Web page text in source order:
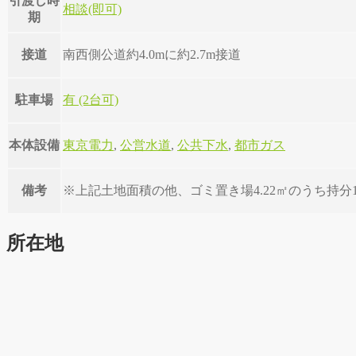
期
相談(即可)
接道 南西側公道約4.0mに約2.7m接道
駐車場 有 (2台可)
本体設備 東京電力, 公営水道, 公共下水, 都市ガス
備考 ※上記土地面積の他、ゴミ置き場4.22㎡のうち持分
所在地